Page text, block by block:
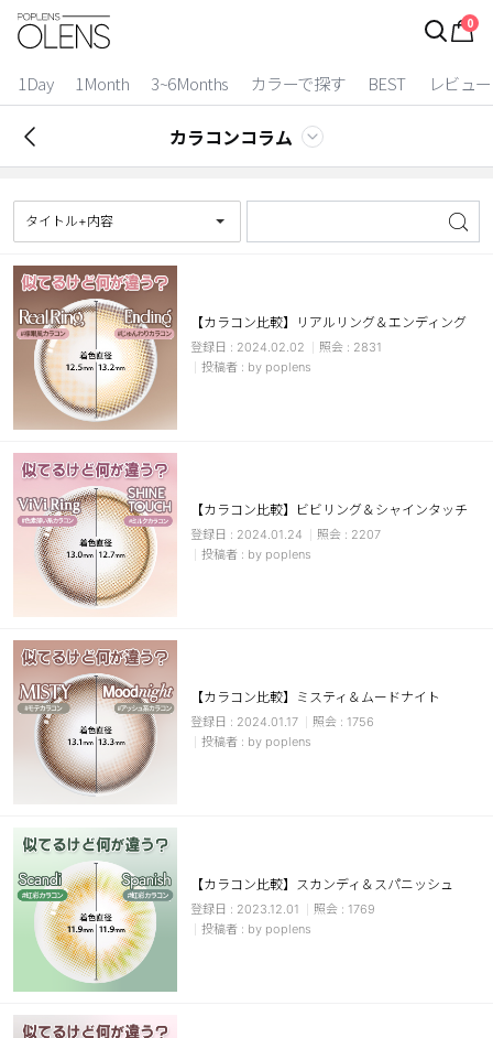
0
1Day 1Month 3~6Months カラーで探す BEST レビュー
ログイン
カラコン比較
今月限定特典
ベスト
カラコン
装着期間
1 Day
2 Weeks
1 Month
よりどりキット
カラー
ブラウン
チョコ
グレー
ブラック
ヘーゼル
ブルー
透明
乱視用
ハロウィンカラコン
ケア用品
レビュー
EYEしてる
総合掲示板
カスタマーサービス
カラコンコラム
タイトル+内容
【カラコン比較】リアルリング＆エンディング
2024.02.02
2831
by poplens
【カラコン比較】ビビリング＆シャインタッチ
2024.01.24
2207
by poplens
【カラコン比較】ミスティ＆ムードナイト
2024.01.17
1756
by poplens
【カラコン比較】スカンディ＆スパニッシュ
2023.12.01
1769
by poplens